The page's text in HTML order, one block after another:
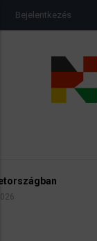
USER
ACCOUNT
Bejelentkezés